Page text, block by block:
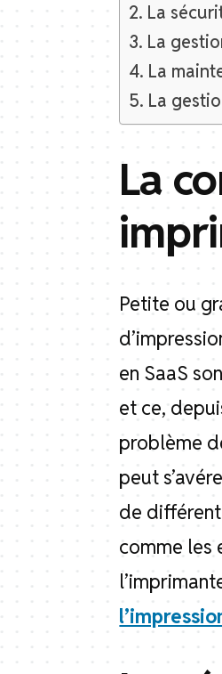
La
La
La
La
La
Petite ou
en SaaS
et ce,
problème
peut
de
comme les